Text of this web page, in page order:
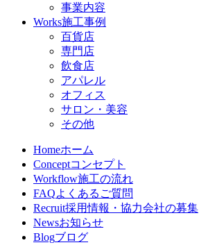
事業内容
Works施工事例
百貨店
専門店
飲食店
アパレル
オフィス
サロン・美容
その他
Homeホーム
Conceptコンセプト
Workflow施工の流れ
FAQよくあるご質問
Recruit採用情報・協力会社の募集
Newsお知らせ
Blogブログ